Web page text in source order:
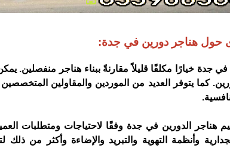
حول هناجر دورين في جدة:
في جدة خيارًا مكلفًا قليلاً مقارنةً ببناء هناجر منفصلين.
كما يتوفر العديد من الموردين والمقاولين
الدورين في جدة وفقًا لاحتياجات ومتطلبات
وأنظمة التهوية والتبريد والإضاءة وأكثر من